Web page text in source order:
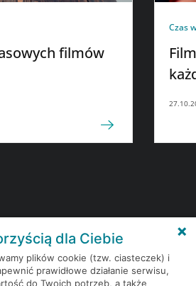
filmów
Czas
materiałów, które
dla Ciebie
plików cookie (tzw. ciasteczek) i
prawidłowe działanie serwisu,
do Twoich potrzeb, a także